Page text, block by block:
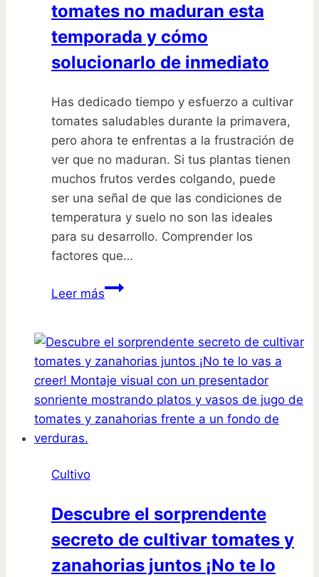
tu
huerto
para
siempre
tomates no maduran esta
temporada y cómo
solucionarlo de inmediato
Has dedicado tiempo y esfuerzo a cultivar
tomates saludables durante la primavera,
pero ahora te enfrentas a la frustración de
ver que no maduran. Si tus plantas tienen
muchos frutos verdes colgando, puede
ser una señal de que las condiciones de
temperatura y suelo no son las ideales
para su desarrollo. Comprender los
factores que…
Leer másDescubre
tus
tomates
no
maduran
esta
de
inmediato
Cultivo
Descubre el sorprendente
secreto de cultivar tomates y
zanahorias juntos ¡No te lo